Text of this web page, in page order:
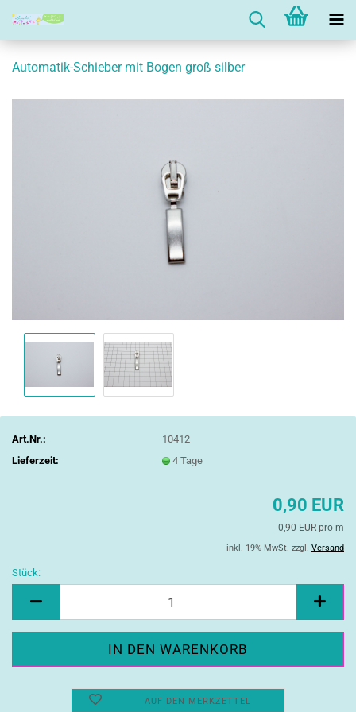
Automatik-Schieber mit Bogen groß silber
Art.Nr.:
10412
Lieferzeit:
4 Tage
0,90 EUR
0,90 EUR pro m
inkl. 19% MwSt. zzgl. Versand
Stück:
AUF DEN MERKZETTEL